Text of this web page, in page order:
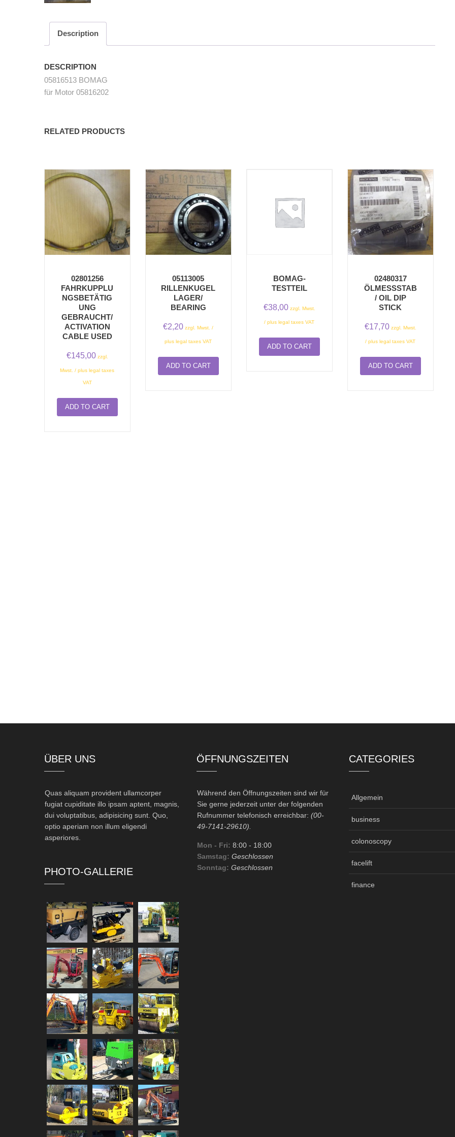
Description
DESCRIPTION
05816513 BOMAG
für Motor 05816202
RELATED PRODUCTS
02801256
FAHRKUPPLU
NGSBETÄTIG
UNG
GEBRAUCHT/
ACTIVATION
CABLE USED
€145,00 zzgl.
Mwst. / plus legal taxes
VAT
ADD TO CART
05113005
RILLENKUGEL
LAGER/
BEARING
€2,20 zzgl. Mwst. /
plus legal taxes VAT
ADD TO CART
BOMAG-
TESTTEIL
€38,00 zzgl. Mwst.
/ plus legal taxes VAT
ADD TO CART
02480317
ÖLMESSSTAB/
OIL DIP S
TICK
€17,70 zzgl. Mwst.
/ plus legal taxes VAT
ADD TO CART
ÜBER UNS
Quas aliquam provident ullamcorper
fugiat cupiditate illo ipsam aptent, magnis,
dui voluptatibus, adipisicing sunt. Quo,
optio aperiam non illum eligendi
asperiores.
PHOTO-GALLERIE
ÖFFNUNGSZEITEN
Während den Öffnungszeiten sind wir für
Sie gerne jederzeit unter der folgenden
Rufnummer telefonisch erreichbar: (00-
49-7141-29610).
Mon - Fri: 8:00 - 18:00
Samstag: Geschlossen
Sonntag: Geschlossen
CATEGORIES
Allgemein
business
colonoscopy
facelift
finance